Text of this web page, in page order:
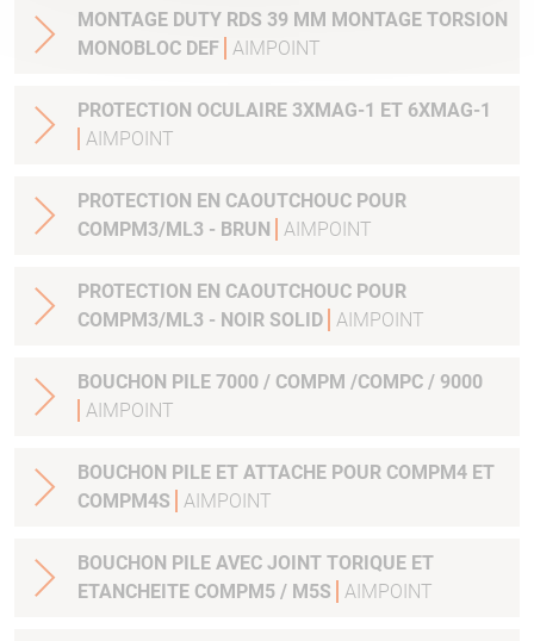
MONTAGE DUTY RDS 39 MM MONTAGE TORSION
MONOBLOC DEF AIMPOINT
PROTECTION OCULAIRE 3XMAG-1 ET 6XMAG-1
AIMPOINT
PROTECTION EN CAOUTCHOUC POUR
COMPM3/ML3 - BRUN
AIMPOINT
PROTECTION EN CAOUTCHOUC POUR
COMPM3/ML3 - NOIR SOLID AIMPOINT
BOUCHON PILE 7000 / COMPM /COMPC / 9000
AIMPOINT
BOUCHON PILE ET ATTACHE POUR COMPM4 ET
COMPM4S
AIMPOINT
BOUCHON PILE AVEC JOINT TORIQUE ET
ETANCHEITE COMPM5 / M5S
AIMPOINT